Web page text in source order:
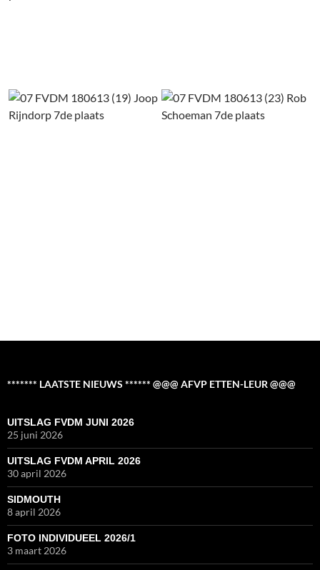
******* LAATSTE NIEUWS ****** @@@ AFVP ETTEN-LEUR @@@
UITSLAG FVDM JUNI 2026
25 juni 2026
UITSLAG FVDM APRIL 2026
30 april 2026
SIDMOUTH
8 april 2026
FOTO INDIVIDUEEL 2026/1
3 maart 2026